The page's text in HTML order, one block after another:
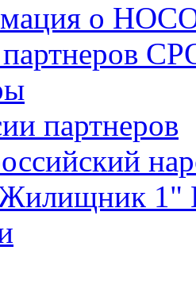
о
партнеров
1"